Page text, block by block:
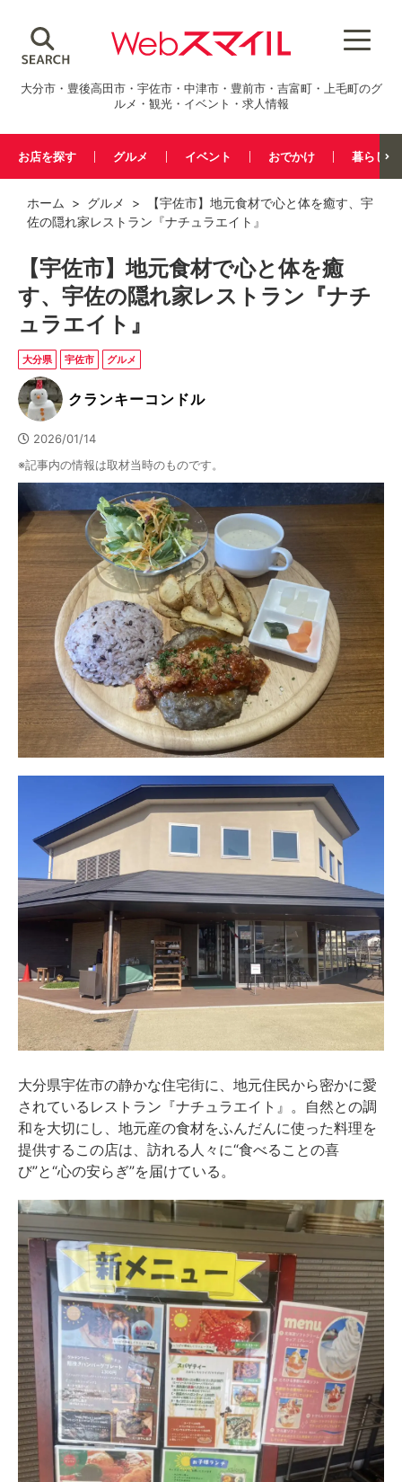
大分市・豊後高田市・宇佐市・中津市・豊前市・吉富町・上毛町のグ
ルメ・観光・イベント・求人情報
お店を探す グルメ イベント おでかけ 暮らし
ホーム > グルメ
> 【宇佐市】地元食材で心と体を癒す、宇
佐の隠れ家レストラン『ナチュラエイト』
【宇佐市】地元食材で心と体を癒
す、宇佐の隠れ家レストラン『ナチ
ュラエイト』
大分県 宇佐市 グルメ
クランキーコンドル
2026/01/14
※記事内の情報は取材当時のものです。
大分県宇佐市の静かな住宅街に、地元住民から密かに愛
されているレストラン『ナチュラエイト』。自然との調
和を大切にし、地元産の食材をふんだんに使った料理を
提供するこの店は、訪れる人々に“食べることの喜
び”と“心の安らぎ”を届けている。